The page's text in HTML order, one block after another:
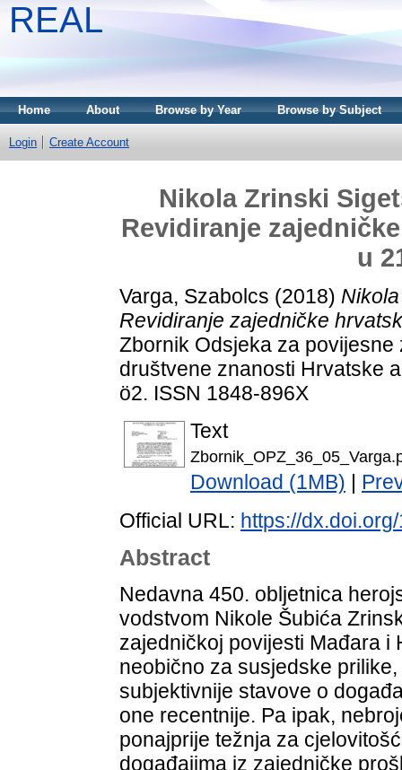
REAL
Home About Browse by Year Browse by Subject
Login Create Account
Nikola Zrinski
Revidiranje
u
Varga, Szabolcs (2018)
Revidiranje zajedničke
Zbornik Odsjeka za
društvene znanosti Hrvatske
ö2. ISSN 1848-896X
Text
Download (1MB)
Official URL: https://
Abstract
Nedavna 450. obljetnica
vodstvom Nikole Šubića
zajedničkoj povijesti Mađara i
neobično za susjedske
subjektivnije stavove o
one recentnije. Pa ipak,
ponajprije težnja za
događajima iz zajedničke